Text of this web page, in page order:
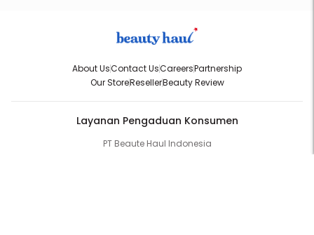
About UsContact UsCareersPartnership
Our StoreResellerBeauty Review
Layanan Pengaduan Konsumen
PT Beaute Haul Indonesia